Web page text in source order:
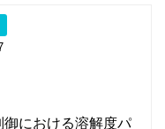
における溶解度パ